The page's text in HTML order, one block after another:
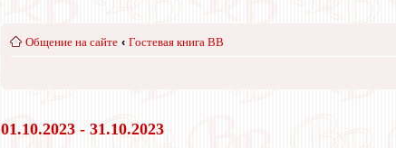
Общение на сайте ‹ Гостевая книга ВВ
01.10.2023 - 31.10.2023